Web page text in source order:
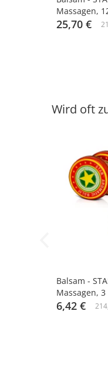
Massagen,
25,70 €
Wird oft
-14%
Balsam -
Massagen, 3
6,42 €